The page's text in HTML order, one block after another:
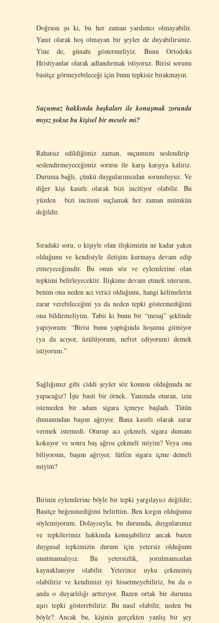
Doğrusu şu ki, bu her zaman yardımcı olmayabilir.
Yanıt olarak hoş olmayan bir şeyler de duyabilirsiniz.
Yine de, günahı göstermeliyiz. Bunu Ortodoks
Hristiyanlar olarak adlandırmak istiyoruz. Birisi sorunu
basitçe görmeyebileceği için bunu tepkisiz bırakmayın.
Suçumuz hakkında başkaları ile konuşmak zorunda
mıyız yoksa bu kişisel bir mesele mi?
Rahatsız edildiğimiz zaman, suçumuzu seslendirip
seslendirmeyeceğimiz sorusu ile karşı karşıya kalırız.
Duruma bağlı, çünkü duygularımızdan sorumluyuz. Ve
diğer kişi kasıtlı olarak bizi incitiyor olabilir. Bu
yüzden bizi inciteni suçlamak her zaman mümkün
değildir.
Sıradaki soru, o kişiyle olan ilişkimizin ne kadar yakın
olduğunu ve kendisiyle iletişim kurmaya devam edip
etmeyeceğimdir. Bu onun söz ve eylemlerine olan
tepkimi belirleyecektir. İlişkime devam etmek istersem,
benim ona neden acı verici olduğunu, hangi kelimelerin
zarar verebileceğini ya da neden tepki göstermediğimi
ona bildirmeliyim. Tabii ki bunu bir “mesaj” şeklinde
yapıyorum: “Birisi bunu yaptığında hoşuma gitmiyor
(ya da acıyor, üzülüyorum, nefret ediyorum) demek
istiyorum.”
Sağlığımız gibi ciddi şeyler söz konusu olduğunda ne
yapacağız? İşte basit bir örnek. Yanımda oturan, izin
istemeden bir adam sigara içmeye başladı. Tütün
dumanından başım ağrıyor. Bana kasıtlı olarak zarar
vermek istemedi. Oturup acı çekmeli, sigara dumanı
kokuyor ve sonra baş ağrısı çekmeli miyim? Veya ona
biliyorsun, başım ağrıyor, lütfen sigara içme demeli
miyim?
Birinin eylemlerine böyle bir tepki yargılayıcı değildir;
Basitçe beğenmediğimi belirttim. Ben kırgın olduğumu
söylemiyorum. Dolayısıyla, bu durumda, duygularımız
ve tepkilerimiz hakkında konuşabiliriz ancak bazen
duygusal tepkimizin durum için yetersiz olduğunu
unutmamalıyız. Bu yetersizlik, yorulmamızdan
kaynaklanıyor olabilir. Yeterince uyku çekmemiş
olabiliriz ve kendimizi iyi hissetmeyebiliriz, bu da o
anda o duyarlılığı arttırıyor. Bazen ortak bir duruma
aşırı tepki gösterebiliriz: Bu nasıl olabilir, neden bu
böyle? Ancak bu, kişinin gerçekten yanlış bir şey